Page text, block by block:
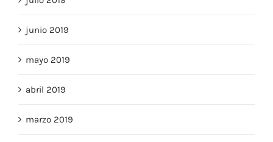
junio 2019
mayo 2019
abril 2019
marzo 2019